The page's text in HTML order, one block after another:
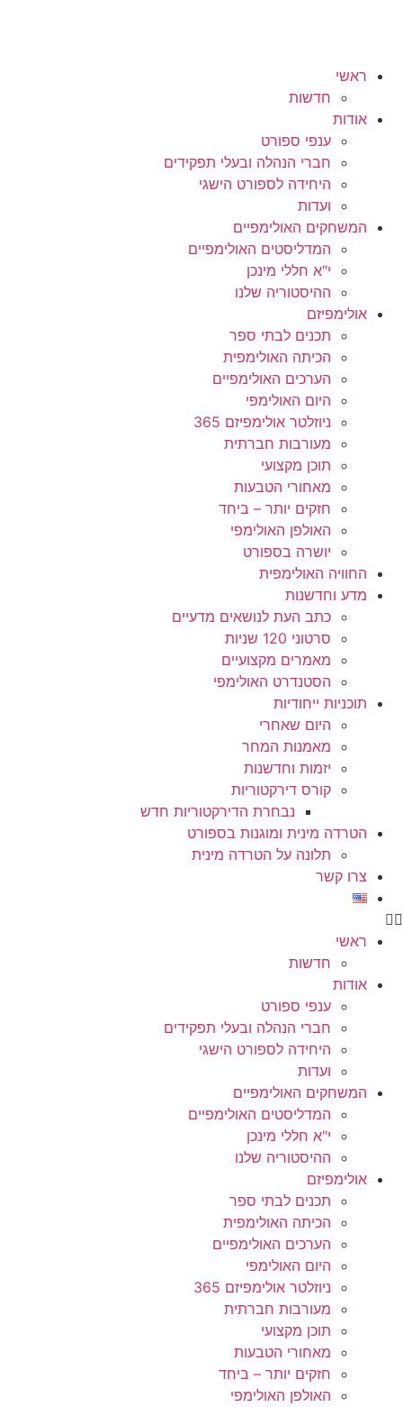
ראשי
חדשות
אודות
ענפי ספורט
חברי הנהלה ובעלי תפקידים
היחידה לספורט הישגי
ועדות
המשחקים האולימפיים
המדליסטים האולימפיים
י"א חללי מינכן
ההיסטוריה שלנו
אולימפיזם
תכנים לבתי ספר
הכיתה האולימפית
הערכים האולימפיים
היום האולימפי
ניוזלטר אולימפיזם 365
מעורבות חברתית
תוכן מקצועי
מאחורי הטבעות
חזקים יותר – ביחד
האולפן האולימפי
יושרה בספורט
החוויה האולימפית
מדע וחדשנות
כתב העת לנושאים מדעיים
סרטוני 120 שניות
מאמרים מקצועיים
הסטנדרט האולימפי
תוכניות ייחודיות
היום שאחרי
מאמנות המחר
יזמות וחדשנות
קורס דירקטוריות
נבחרת הדירקטוריות חדש
הטרדה מינית ומוגנות בספורט
תלונה על הטרדה מינית
צרו קשר
ראשי
חדשות
אודות
ענפי ספורט
חברי הנהלה ובעלי תפקידים
היחידה לספורט הישגי
ועדות
המשחקים האולימפיים
המדליסטים האולימפיים
י"א חללי מינכן
ההיסטוריה שלנו
אולימפיזם
תכנים לבתי ספר
הכיתה האולימפית
הערכים האולימפיים
היום האולימפי
ניוזלטר אולימפיזם 365
מעורבות חברתית
תוכן מקצועי
מאחורי הטבעות
חזקים יותר – ביחד
האולפן האולימפי